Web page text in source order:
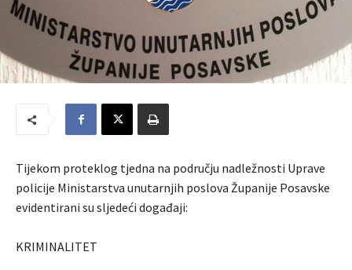
Tijekom proteklog tjedna na području nadležnosti Uprave
policije Ministarstva unutarnjih poslova Županije Posavske
evidentirani su sljedeći događaji:
KRIMINALITET